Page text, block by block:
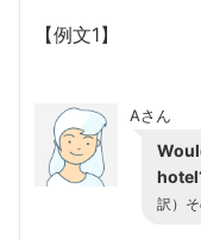
【例文1】
Aさん
訳）